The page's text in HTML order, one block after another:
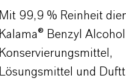
Mit 99,9 % Reinheit
Kalama® Benzyl
Konservierungsmittel,
Lösungsmittel und